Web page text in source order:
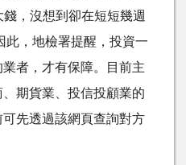
，沒想到卻在短短幾週
此，地檢署提醒，投資一
者，才有保障。目前主
期貨業、投信投顧業的
先透過該網頁查詢對方